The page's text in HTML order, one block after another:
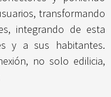
transformando
integrando de esta
y a sus habitantes.
no solo edilicia,